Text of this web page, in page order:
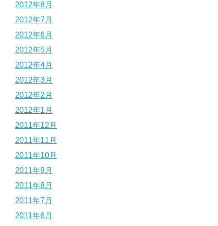
2012年8月
2012年7月
2012年6月
2012年5月
2012年4月
2012年3月
2012年2月
2012年1月
2011年12月
2011年11月
2011年10月
2011年9月
2011年8月
2011年7月
2011年6月